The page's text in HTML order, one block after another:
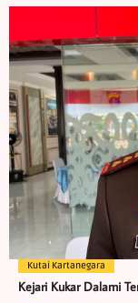
Kutai Kartanegara
Kejari Kukar Dalami